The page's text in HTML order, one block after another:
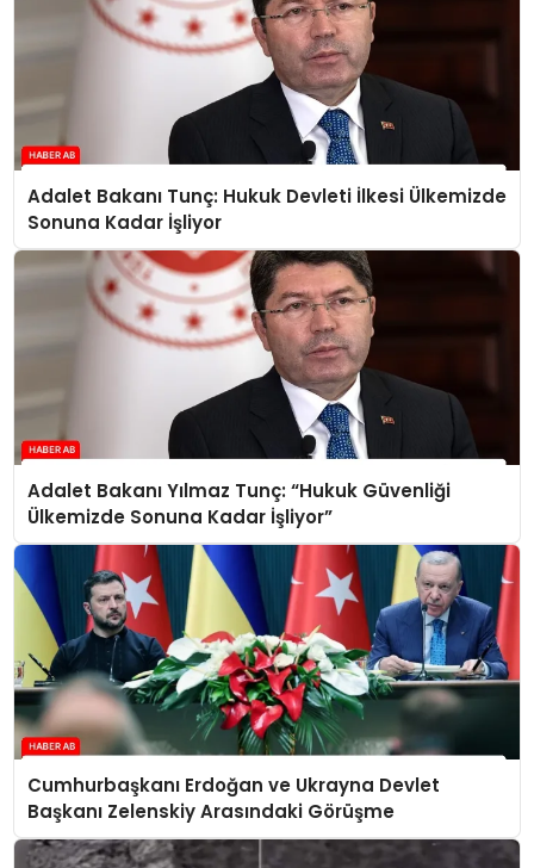
Adalet Bakanı Tunç: Hukuk Devleti İlkesi Ülkemizde
Sonuna Kadar İşliyor
Adalet Bakanı Yılmaz Tunç: “Hukuk Güvenliği
Ülkemizde Sonuna Kadar İşliyor”
Cumhurbaşkanı Erdoğan ve Ukrayna Devlet
Başkanı Zelenskiy Arasındaki Görüşme